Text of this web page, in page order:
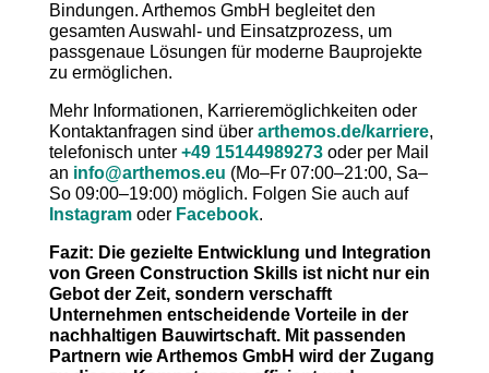
Bindungen. Arthemos GmbH begleitet den
gesamten Auswahl- und Einsatzprozess, um
passgenaue Lösungen für moderne Bauprojekte
zu ermöglichen.
Mehr Informationen, Karrieremöglichkeiten oder
Kontaktanfragen sind über arthemos.de/karriere,
telefonisch unter +49 15144989273oder per Mail
an info@arthemos.eu (Mo–Fr 07:00–21:00, Sa–
So 09:00–19:00) möglich. Folgen Sie auch auf
Instagramoder Facebook.
Fazit: Die gezielte Entwicklung und Integration
von Green Construction Skills ist nicht nur ein
Gebot der Zeit, sondern verschafft
Unternehmen entscheidende Vorteile in der
nachhaltigen Bauwirtschaft. Mit passenden
Partnern wie Arthemos GmbH wird der Zugang